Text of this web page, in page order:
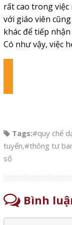
rất cao trong
với giáo viên
khác để tiếp
Có như vậy, việc
Tags:#quy chế
tuyến,#thông tư
số
Bình